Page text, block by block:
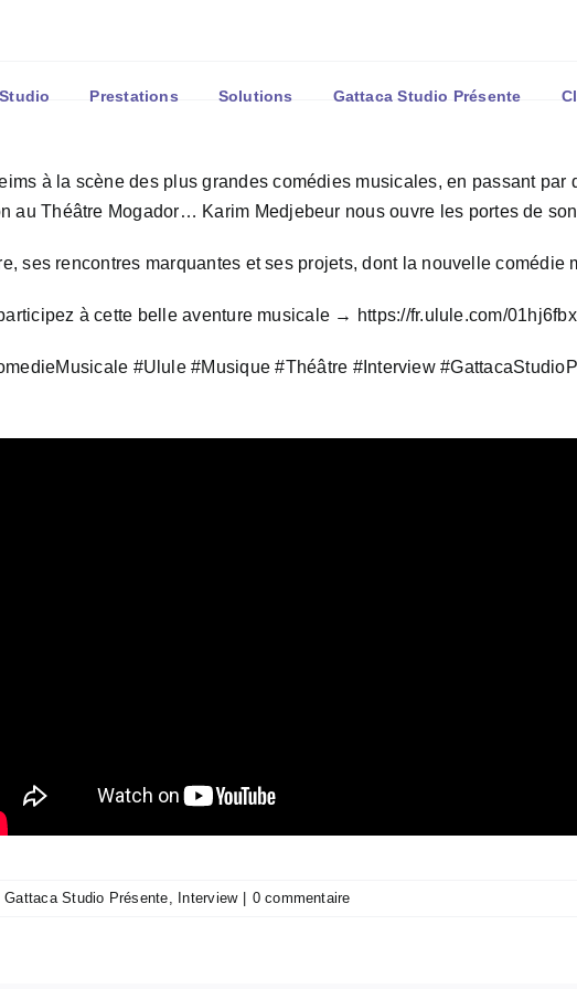
Prestations Solutions Gattaca Studio Présente
à la scène des plus grandes comédies musicales, en passant
au Théâtre Mogador… Karim Medjebeur nous ouvre les portes de
ses rencontres marquantes et ses projets, dont la nouvelle comédie
à cette belle aventure musicale → https://fr.ulule.com/
#Ulule #Musique #Théâtre #Interview
Gattaca Studio Présente, Interview 0 commentaire